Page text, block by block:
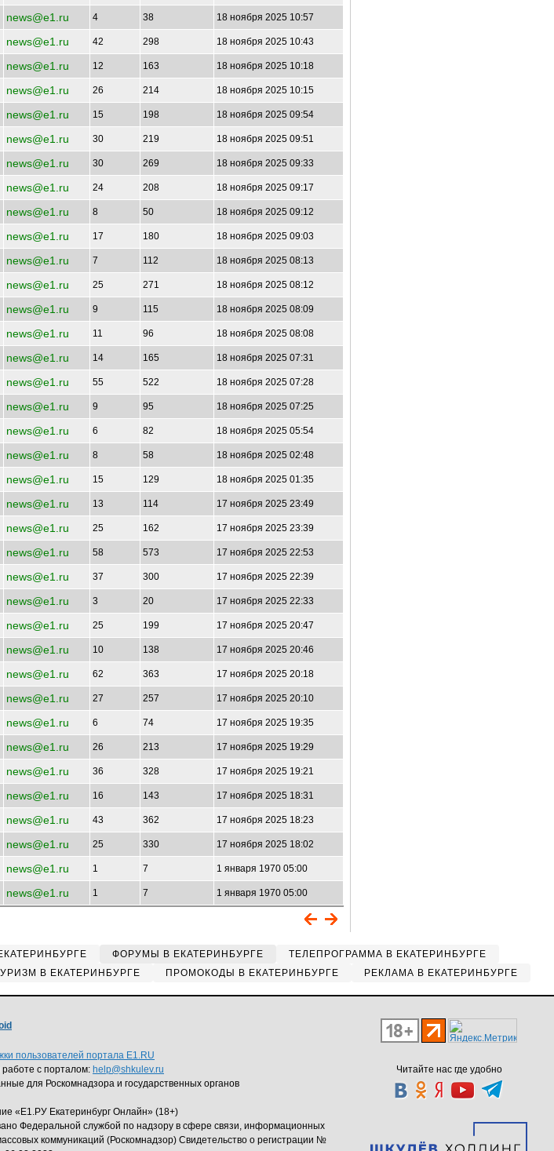
news@e1.ru 4 38 18 ноября 2025 10:57
news@e1.ru 42 298 18 ноября 2025 10:43
news@e1.ru 12 163 18 ноября 2025 10:18
news@e1.ru 26 214 18 ноября 2025 10:15
news@e1.ru 15 198 18 ноября 2025 09:54
news@e1.ru 30 219 18 ноября 2025 09:51
news@e1.ru 30 269 18 ноября 2025 09:33
news@e1.ru 24 208 18 ноября 2025 09:17
news@e1.ru 8 50 18 ноября 2025 09:12
news@e1.ru 17 180 18 ноября 2025 09:03
news@e1.ru 7 112 18 ноября 2025 08:13
news@e1.ru 25 271 18 ноября 2025 08:12
news@e1.ru 9 115 18 ноября 2025 08:09
news@e1.ru 11 96 18 ноября 2025 08:08
news@e1.ru 14 165 18 ноября 2025 07:31
news@e1.ru 55 522 18 ноября 2025 07:28
news@e1.ru 9 95 18 ноября 2025 07:25
news@e1.ru 6 82 18 ноября 2025 05:54
news@e1.ru 8 58 18 ноября 2025 02:48
news@e1.ru 15 129 18 ноября 2025 01:35
news@e1.ru 13 114 17 ноября 2025 23:49
news@e1.ru 25 162 17 ноября 2025 23:39
news@e1.ru 58 573 17 ноября 2025 22:53
news@e1.ru 37 300 17 ноября 2025 22:39
news@e1.ru 3 20 17 ноября 2025 22:33
news@e1.ru 25 199 17 ноября 2025 20:47
news@e1.ru 10 138 17 ноября 2025 20:46
news@e1.ru 62 363 17 ноября 2025 20:18
news@e1.ru 27 257 17 ноября 2025 20:10
news@e1.ru 6 74 17 ноября 2025 19:35
news@e1.ru 26 213 17 ноября 2025 19:29
news@e1.ru 36 328 17 ноября 2025 19:21
news@e1.ru 16 143 17 ноября 2025 18:31
news@e1.ru 43 362 17 ноября 2025 18:23
news@e1.ru 25 330 17 ноября 2025 18:02
news@e1.ru 1 7 1 января 1970 05:00
news@e1.ru 1 7 1 января 1970 05:00
ФОРУМЫ В ЕКАТЕРИНБУРГЕ
ТЕЛЕПРОГРАММА В ЕКАТЕРИНБУРГЕ
В ЕКАТЕРИНБУРГЕ ПРОМОКОДЫ В ЕКАТЕРИНБУРГЕ РЕКЛАМА В ЕКАТЕРИНБУРГЕ
Читайте нас где удобно
пользователей портала E1.RU
с порталом: help@shkulev.ru
для Роскомнадзора и государственных органов
«Е1.РУ Екатеринбург Онлайн» (18+)
Федеральной службой по надзору в сфере связи, информационных
коммуникаций (Роскомнадзор) Свидетельство о регистрации №